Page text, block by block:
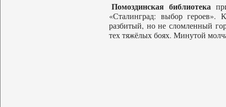
Помоздинская библиотека
«Сталинград: выбор
разбитый, но не сломленный
тех тяжёлых боях. Минутой